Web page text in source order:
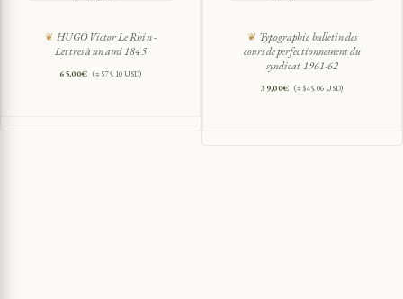
HUGO Victor Le Rhin -
Lettres à un ami 1845
65,00€ (≈ $75.10 USD)
Typographie bulletin des
cours de perfectionnement du
syndicat 1961-62
39,00€ (≈ $45.06 USD)